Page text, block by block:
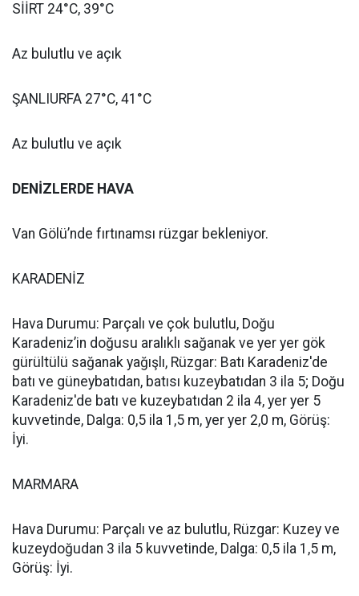
SİİRT 24°C, 39°C
Az bulutlu ve açık
ŞANLIURFA 27°C, 41°C
Az bulutlu ve açık
DENİZLERDE HAVA
Van Gölü’nde fırtınamsı rüzgar bekleniyor.
KARADENİZ
Hava Durumu: Parçalı ve çok bulutlu, Doğu
Karadeniz’in doğusu aralıklı sağanak ve yer yer gök
gürültülü sağanak yağışlı, Rüzgar: Batı Karadeniz'de
batı ve güneybatıdan, batısı kuzeybatıdan 3 ila 5; Doğu
Karadeniz'de batı ve kuzeybatıdan 2 ila 4, yer yer 5
kuvvetinde, Dalga: 0,5 ila 1,5 m, yer yer 2,0 m, Görüş:
İyi.
MARMARA
Hava Durumu: Parçalı ve az bulutlu, Rüzgar: Kuzey ve
kuzeydoğudan 3 ila 5 kuvvetinde, Dalga: 0,5 ila 1,5 m,
Görüş: İyi.